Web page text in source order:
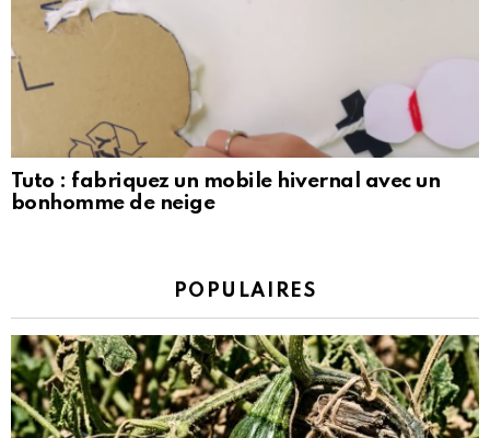
Tuto : fabriquez un mobile hivernal avec un
bonhomme de neige
POPULAIRES